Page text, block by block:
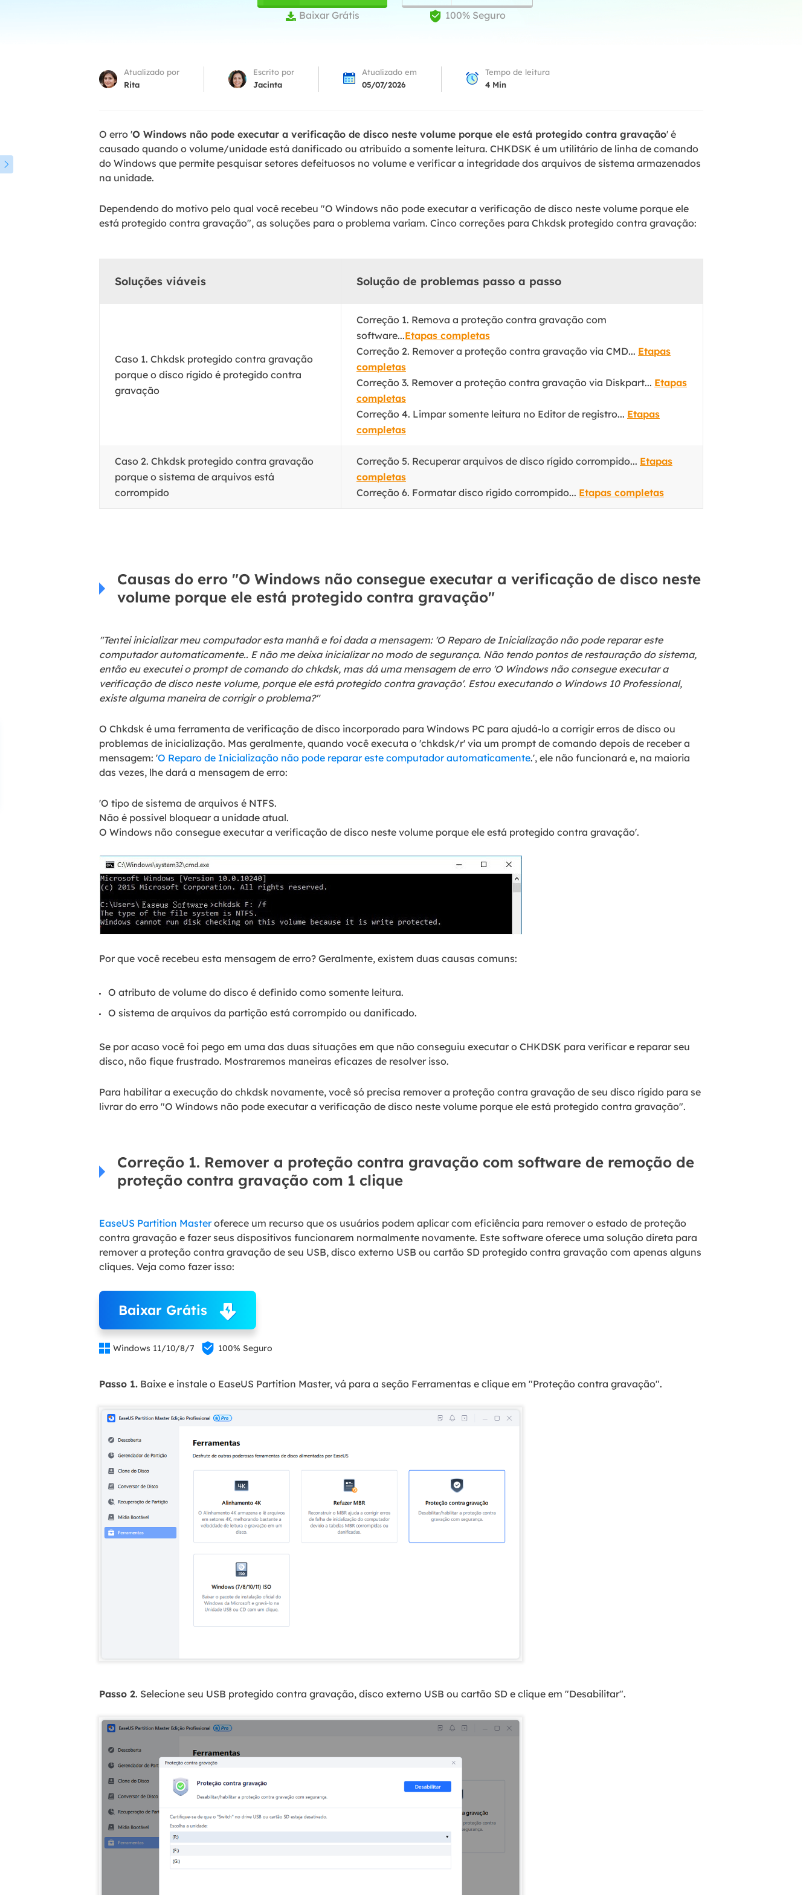
Email Recovery
Recuperação de e-mail do Outlook
Tutorial Popular
Recuperação de HD
Ferramentas de áudio
Vocal Remover (Online)
 Baixar Grátis  100% Seguro

Atualizado por
Rita
Escrito por
Jacinta
Atualizado em
05/07/2026
Tempo de leitura
4 Min
O erro 'O Windows não pode executar a verificação de disco neste volume porque ele está protegido contra gravação' é
causado quando o volume/unidade está danificado ou atribuído a somente leitura. CHKDSK é um utilitário de linha de comando
do Windows que permite pesquisar setores defeituosos no volume e verificar a integridade dos arquivos de sistema armazenados
na unidade.
Dependendo do motivo pelo qual você recebeu "O Windows não pode executar a verificação de disco neste volume porque ele
está protegido contra gravação", as soluções para o problema variam. Cinco correções para Chkdsk protegido contra gravação:
Soluções viáveis Solução de problemas passo a passo
Caso 1. Chkdsk protegido contra gravação
porque o disco rígido é protegido contra
gravação
Correção 1. Remova a proteção contra gravação com
software...Etapas completas
Correção 2. Remover a proteção contra gravação via CMD... Etapas
completas
Correção 3. Remover a proteção contra gravação via Diskpart... Etapas
completas
Correção 4. Limpar somente leitura no Editor de registro... Etapas
completas
Caso 2. Chkdsk protegido contra gravação
porque o sistema de arquivos está
corrompido
Correção 5. Recuperar arquivos de disco rígido corrompido... Etapas
completas
Correção 6. Formatar disco rígido corrompido... Etapas completas
Causas do erro "O Windows não consegue executar a verificação de disco neste
volume porque ele está protegido contra gravação"
"Tentei inicializar meu computador esta manhã e foi dada a mensagem: 'O Reparo de Inicialização não pode reparar este
computador automaticamente.. E não me deixa inicializar no modo de segurança. Não tendo pontos de restauração do sistema,
então eu executei o prompt de comando do chkdsk, mas dá uma mensagem de erro 'O Windows não consegue executar a
verificação de disco neste volume, porque ele está protegido contra gravação'. Estou executando o Windows 10 Professional,
existe alguma maneira de corrigir o problema?"
O Chkdsk é uma ferramenta de verificação de disco incorporado para Windows PC para ajudá-lo a corrigir erros de disco ou
problemas de inicialização. Mas geralmente, quando você executa o 'chkdsk/r' via um prompt de comando depois de receber a
mensagem: 'O Reparo de Inicialização não pode reparar este computador automaticamente.', ele não funcionará e, na maioria
das vezes, lhe dará a mensagem de erro:
'O tipo de sistema de arquivos é NTFS.
Não é possível bloquear a unidade atual.
O Windows não consegue executar a verificação de disco neste volume porque ele está protegido contra gravação'.
Por que você recebeu esta mensagem de erro? Geralmente, existem duas causas comuns:
O atributo de volume do disco é definido como somente leitura.
O sistema de arquivos da partição está corrompido ou danificado.
Se por acaso você foi pego em uma das duas situações em que não conseguiu executar o CHKDSK para verificar e reparar seu
disco, não fique frustrado. Mostraremos maneiras eficazes de resolver isso.
Para habilitar a execução do chkdsk novamente, você só precisa remover a proteção contra gravação de seu disco rígido para se
livrar do erro "O Windows não pode executar a verificação de disco neste volume porque ele está protegido contra gravação".
Correção 1. Remover a proteção contra gravação com software de remoção de
proteção contra gravação com 1 clique
EaseUS Partition Masteroferece um recurso que os usuários podem aplicar com eficiência para remover o estado de proteção
contra gravação e fazer seus dispositivos funcionarem normalmente novamente. Este software oferece uma solução direta para
remover a proteção contra gravação de seu USB, disco externo USB ou cartão SD protegido contra gravação com apenas alguns
cliques. Veja como fazer isso:
Baixar Grátis
 Windows 11/10/8/7  100% Seguro
Passo 1. Baixe e instale o EaseUS Partition Master, vá para a seção Ferramentas e clique em "Proteção contra gravação".
Passo 2. Selecione seu USB protegido contra gravação, disco externo USB ou cartão SD e clique em "Desabilitar".